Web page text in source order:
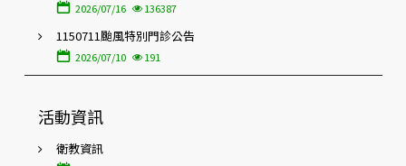
2026/07/16 136387
1150711颱風特別門診公告
2026/07/10 191
活動資訊
衛教資訊